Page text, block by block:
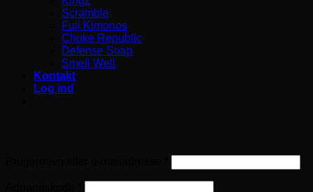
Scramble
Fuji Kimonos
Choke Republic
Defense Soap
Smell Well
Kontakt
Log ind